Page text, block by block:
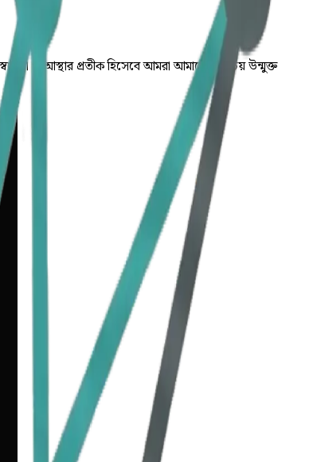
ও আস্থার প্রতীক হিসেবে আমরা আমাদের পরিচয় উন্মুক্ত